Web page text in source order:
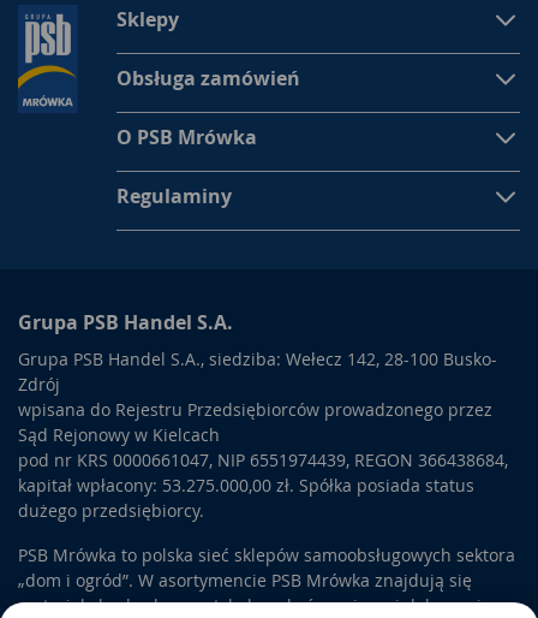
Sklepy
Obsługa zamówień
O PSB Mrówka
Regulaminy
Grupa PSB Handel S.A.
Grupa PSB Handel S.A., siedziba: Wełecz 142, 28-100 Busko-
Zdrój
wpisana do Rejestru Przedsiębiorców prowadzonego przez
Sąd Rejonowy w Kielcach
pod nr KRS 0000661047, NIP 6551974439, REGON 366438684,
kapitał wpłacony: 53.275.000,00 zł. Spółka posiada status
dużego przedsiębiorcy.
PSB Mrówka to polska sieć sklepów samoobsługowych sektora
„dom i ogród”. W asortymencie PSB Mrówka znajdują się
materiały budowlane, artykuły wykończeniowe i dekoracyjne,